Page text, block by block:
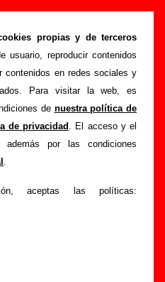
propias y de terceros
usuario, reproducir contenidos
contenidos en redes sociales y
Para visitar la web, es
de nuestra política de
de privacidad . El acceso y el
por las condiciones
.
aceptas las políticas:
directo)”, canción de
todo tipo de información
recalentada (en directo)
. Además de su letra, también
autor o los autores, sobre los
este tema, sobre la grabación
a cargo de otros grupos... Si
adicional, puedes